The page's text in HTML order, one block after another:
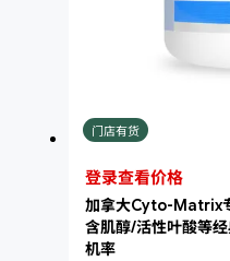
门店有货
登录查看价格
加拿大Cyto-Matrix
含肌醇/活性叶酸等
机率